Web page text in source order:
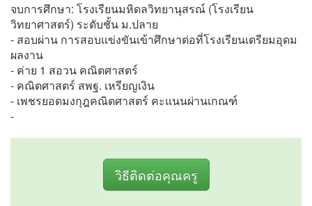
จบการศึกษา: โรงเรียนมหิดลวิทยานุสรณ์ (โรงเรียน
วิทยาศาสตร์) ระดับชั้น ม.ปลาย
- สอบผ่าน การสอบแข่งขันเข้าศึกษาต่อที่โรงเรียนเตรียมอุดม
ผลงาน
- ค่าย 1 สอวน คณิตศาสตร์
- คณิตศาสตร์ สพฐ. เหรียญเงิน
- เพชรยอดมงกุฎคณิตศาสตร์ คะแนนผ่านเกณฑ์
-
วิธีติดต่อคุณครู